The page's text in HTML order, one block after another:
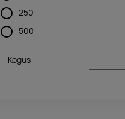
250
500
Kogus